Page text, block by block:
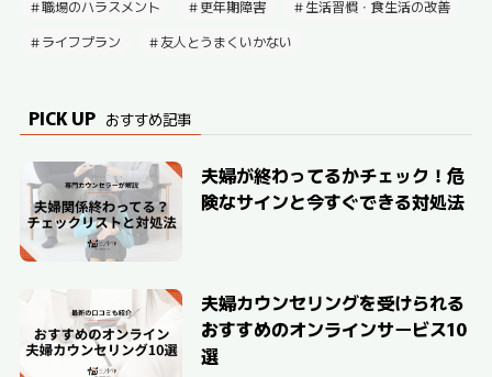
職場のハラスメント
更年期障害
生活習慣・食生活の改善
ライフプラン
友人とうまくいかない
PICK UP おすすめ記事
夫婦が終わってるかチェック！危
険なサインと今すぐできる対処法
夫婦カウンセリングを受けられる
おすすめのオンラインサービス10
選